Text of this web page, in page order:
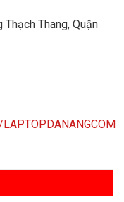
Thang, Quận